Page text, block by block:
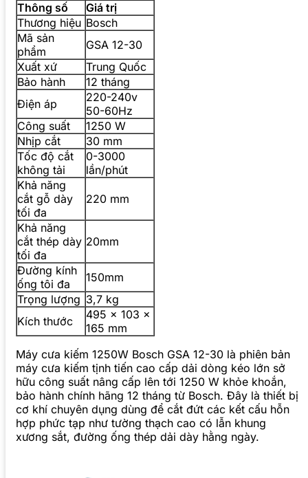
Thông số
Giá trị
Thương hiệu Bosch
Mã sản
phẩm
GSA 12-30
Xuất xứ
Trung Quốc
Bảo hành
12 tháng
Điện áp
220-240v
50-60Hz
Công suất
1250 W
Nhịp cắt
30 mm
Tốc độ cắt
không tải
0-3000
lần/phút
Khả năng
cắt gỗ dày
tối đa
220 mm
Khả năng
cắt thép dày
tối đa
20mm
Đường kính
ống tôi đa
150mm
Trọng lượng 3,7 kg
Kích thước
495 x 103 x
165 mm
Máy cưa kiếm 1250W Bosch GSA 12-30 là phiên bản
máy cưa kiếm tịnh tiến cao cấp dải dòng kéo lớn sở
hữu công suất nâng cấp lên tới 1250 W khỏe khoắn,
bảo hành chính hãng 12 tháng từ Bosch. Đây là thiết bị
cơ khí chuyên dụng dùng để cắt đứt các kết cấu hỗn
hợp phức tạp như tường thạch cao có lẫn khung
xương sắt, đường ống thép dải dày hằng ngày.